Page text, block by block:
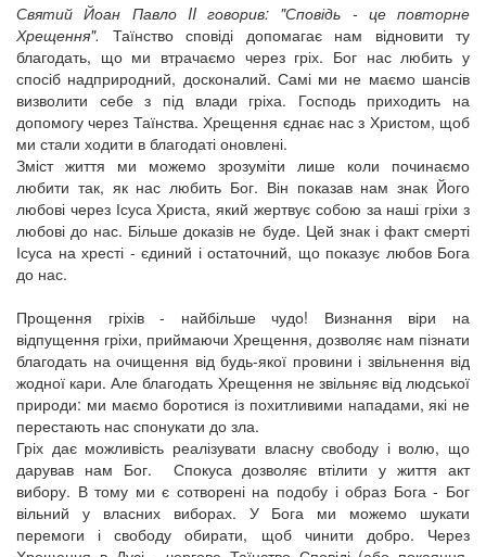
Святий Йоан Павло II говорив: "Сповідь - це повторне
Хрещення". Таїнство сповіді допомагає нам відновити ту
благодать, що ми втрачаємо через гріх. Бог нас любить у
спосіб надприродний, досконалий. Самі ми не маємо шансів
визволити себе з під влади гріха. Господь приходить на
допомогу через Таїнства. Хрещення єднає нас з Христом, щоб
ми стали ходити в благодаті оновлені.
Зміст життя ми можемо зрозуміти лише коли починаємо
любити так, як нас любить Бог. Він показав нам знак Його
любові через Ісуса Христа, який жертвує собою за наші гріхи з
любові до нас. Більше доказів не буде. Цей знак і факт смерті
Ісуса на хресті - єдиний і остаточний, що показує любов Бога
до нас.
Прощення гріхів - найбільше чудо! Визнання віри на
відпущення гріхи, приймаючи Хрещення, дозволяє нам пізнати
благодать на очищення від будь-якої провини і звільнення від
жодної кари. Але благодать Хрещення не звільняє від людської
природи: ми маємо боротися із похитливими нападами, які не
перестають нас спонукати до зла.
Гріх дає можливість реалізувати власну свободу і волю, що
дарував нам Бог. Спокуса дозволяє втілити у життя акт
вибору. В тому ми є сотворені на подобу і образ Бога - Бог
вільний у власних виборах. У Бога ми можемо шукати
перемоги і свободу обирати, щоб чинити добро. Через